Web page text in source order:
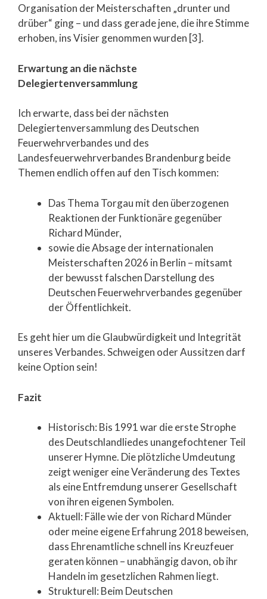
Organisation der Meisterschaften „drunter und
drüber“ ging – und dass gerade jene, die ihre Stimme
erhoben, ins Visier genommen wurden [3].
Erwartung an die nächste
Delegiertenversammlung
Ich erwarte, dass bei der nächsten
Delegiertenversammlung des Deutschen
Feuerwehrverbandes und des
Landesfeuerwehrverbandes Brandenburg beide
Themen endlich offen auf den Tisch kommen:
Das Thema Torgau mit den überzogenen
Reaktionen der Funktionäre gegenüber
Richard Münder,
sowie die Absage der internationalen
Meisterschaften 2026 in Berlin – mitsamt
der bewusst falschen Darstellung des
Deutschen Feuerwehrverbandes gegenüber
der Öffentlichkeit.
Es geht hier um die Glaubwürdigkeit und Integrität
unseres Verbandes. Schweigen oder Aussitzen darf
keine Option sein!
Fazit
Historisch: Bis 1991 war die erste Strophe
des Deutschlandliedes unangefochtener Teil
unserer Hymne. Die plötzliche Umdeutung
zeigt weniger eine Veränderung des Textes
als eine Entfremdung unserer Gesellschaft
von ihren eigenen Symbolen.
Aktuell: Fälle wie der von Richard Münder
oder meine eigene Erfahrung 2018 beweisen,
dass Ehrenamtliche schnell ins Kreuzfeuer
geraten können – unabhängig davon, ob ihr
Handeln im gesetzlichen Rahmen liegt.
Strukturell: Beim Deutschen